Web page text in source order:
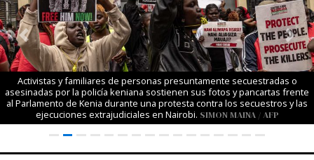
Activistas y familiares de personas presuntamente secuestradas o
asesinadas por la policía keniana sostienen sus fotos y pancartas frente
al Parlamento de Kenia durante una protesta contra los secuestros y las
ejecuciones extrajudiciales en Nairobi. SIMON MAINA / AFP
Previous Next